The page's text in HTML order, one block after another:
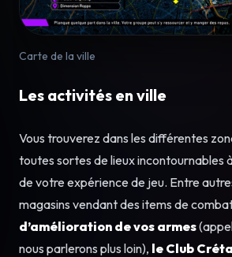
Carte de la ville
Les activités en ville
Vous trouverez dans les différentes
toutes sortes de lieux incontournables
de votre expérience de jeu. Entre
magasins vendant des items de
d’amélioration de vos armes
nous parlerons plus loin), le Club